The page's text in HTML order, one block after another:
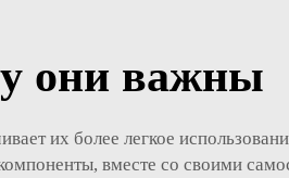
они важны
их более легкое
вместе со своими